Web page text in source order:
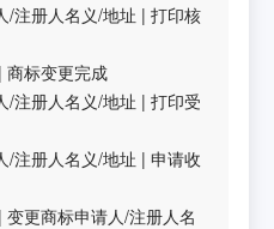
/注册人名义/地址 |打印核
|商标变更完成
/注册人名义/地址 |打印受
/注册人名义/地址 |申请收
|变更商标申请人/注册人名